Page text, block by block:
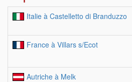
Italie à Castelletto di Branduzzo
France à Villars s/Ecot
Autriche à Melk